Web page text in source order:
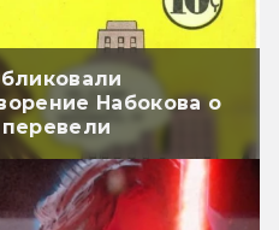
Набокова о